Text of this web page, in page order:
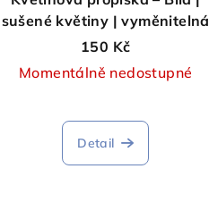
sušené květiny | vyměnitelná
náplň
150 Kč
Momentálně nedostupné
Detail